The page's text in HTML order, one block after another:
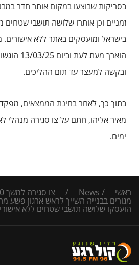
בסריקות שבוצעו במקום אותר חדר
זמניים וכן אותרו שלושה תושבי
בישראל ומועסקים באתר ללא
הוארך מעת
ובקשה למעצר עד תום ההליכים.
בתוך כך, לאחר בחינת הממצאים, מפקד
ימים.
ראשי /
News
/
מגורים בבנייה השייך לראש ארגון פשע
הועסקו שלושה תושבי שטחים ללא